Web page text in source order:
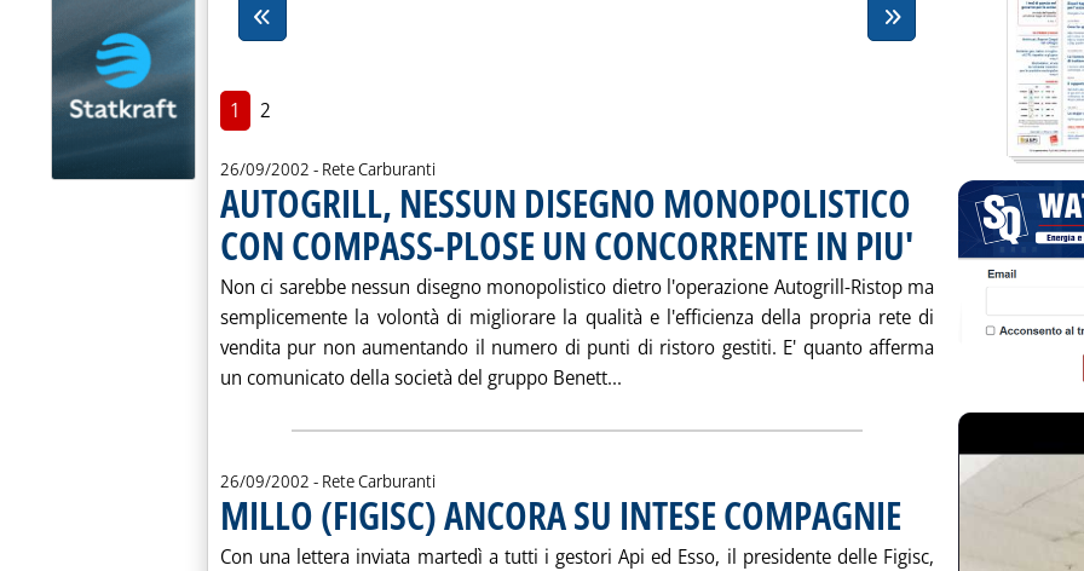
1 2
26/09/2002 - Rete Carburanti
AUTOGRILL, NESSUN DISEGNO MONOPOLISTICO
CON COMPASS-PLOSE UN CONCORRENTE IN PIU' . Pubblicata giovedì 26
Non ci sarebbe nessun disegno monopolistico dietro l'operazione Autogrill-Ristop ma
semplicemente la volontà di migliorare la qualità e l'efficienza della propria rete di
vendita pur non aumentando il numero di punti di ristoro gestiti. E' quanto afferma
un comunicato della società del gruppo Benett... Leggi tutta la notizia: 'AUTOGRILL, NESSUN
26/09/2002 - Rete Carburanti
MILLO (FIGISC) ANCORA SU INTESE COMPAGNIE . Pubblicata giovedì 26
Con una lettera inviata martedì a tutti i gestori Api ed Esso, il presidente delle Figisc,